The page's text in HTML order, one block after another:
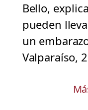
Bello,
pueden
un
Valparaíso,